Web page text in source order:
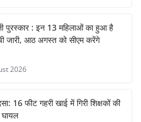
पुरस्कार : इन 13 महिलाओं का हुआ है
जारी, आठ अगस्त को सीएम करेंगे
2026
16 फीट गहरी खाई में गिरी शिक्षकों की
घायल